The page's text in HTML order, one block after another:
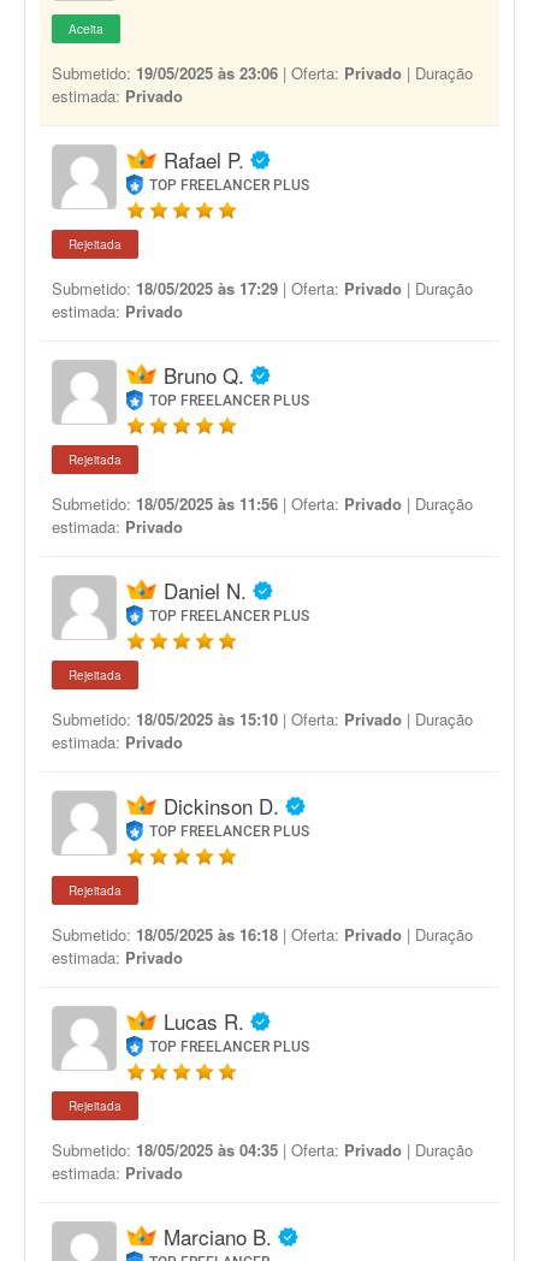
Aceita
Submetido: 19/05/2025 às 23:06 | Oferta: Privado | Duração
estimada: Privado
Rafael P.
TOP FREELANCER PLUS
Rejeitada
Submetido: 18/05/2025 às 17:29 | Oferta: Privado | Duração
estimada: Privado
Bruno Q.
TOP FREELANCER PLUS
Rejeitada
Submetido: 18/05/2025 às 11:56 | Oferta: Privado | Duração
estimada: Privado
Daniel N.
TOP FREELANCER PLUS
Rejeitada
Submetido: 18/05/2025 às 15:10 | Oferta: Privado | Duração
estimada: Privado
Dickinson D.
TOP FREELANCER PLUS
Rejeitada
Submetido: 18/05/2025 às 16:18 | Oferta: Privado | Duração
estimada: Privado
Lucas R.
TOP FREELANCER PLUS
Rejeitada
Submetido: 18/05/2025 às 04:35 | Oferta: Privado | Duração
estimada: Privado
Marciano B.